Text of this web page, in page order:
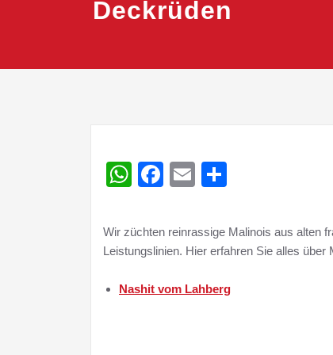
Deckrüden
WhatsApp
Facebook
Email
Wir züchten reinrassige Malinois aus alten
Leistungslinien. Hier erfahren Sie alles
Nashit vom Lahberg